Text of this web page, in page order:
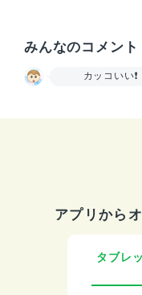
みんなのコメント
カッコいい❗️
アプリから
タブレ